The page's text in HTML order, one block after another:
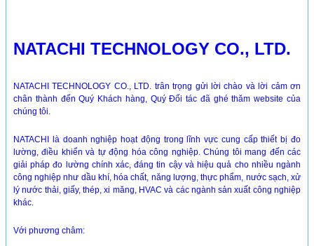
NATACHI TECHNOLOGY CO., LTD.
NATACHI TECHNOLOGY CO., LTD. trân trọng gửi lời chào và lời cảm ơn
chân thành đến Quý Khách hàng, Quý Đối tác đã ghé thăm website của
chúng tôi.
NATACHI là doanh nghiệp hoạt động trong lĩnh vực cung cấp thiết bị đo
lường, điều khiển và tự động hóa công nghiệp. Chúng tôi mang đến các
giải pháp đo lường chính xác, đáng tin cậy và hiệu quả cho nhiều ngành
công nghiệp như dầu khí, hóa chất, năng lượng, thực phẩm, nước sạch, xử
lý nước thải, giấy, thép, xi măng, HVAC và các ngành sản xuất công nghiệp
khác.
Với phương châm: